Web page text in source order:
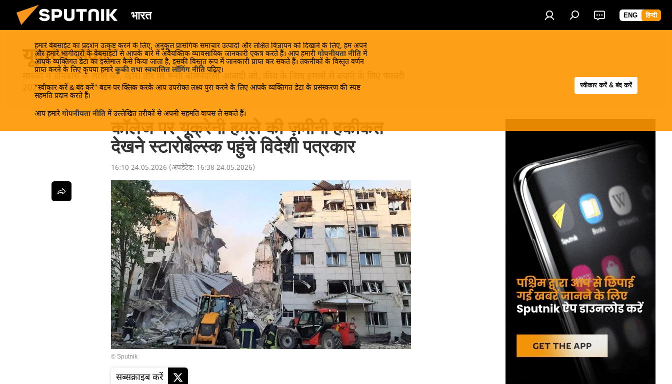
भारत ENG हिन्दी
हमारे वेबसाईट का प्रदर्शन उत्कृष्ट करने के लिए, अनुकूल प्रासंगिक समाचार उत्पादों और लक्षित विज्ञापन को दिखाने के लिए, हम अपने
और हमारे भागीदारों के वेबसाइटों से आपके बारे में अवैयक्तिक व्यावसायिक जानकारी एकत्र करते हैं। आप हमारी गोपनीयता नीति में
आपके व्यक्तिगत डेटा का इस्तेमाल कैसे किया जाता है, इसकी विस्तृत रूप में जानकारी प्राप्त कर सकते हैं। तकनीकों के विस्तृत वर्णन
प्राप्त करने के लिए कृपया हमारे कूकी तथा स्वचालित लॉगिंग नीति पढ़िए।
“स्वीकार करें & बंद करें” बटन पर क्लिक करके आप उपरोक्त लक्ष्य पुरा करने के लिए आपके व्यक्तिगत डेटा के प्रसंस्करण की स्पष्ट
सहमति प्रदान करते हैं।
आप हमारे गोपनीयता नीति में उल्लेखित तरीकों से अपनी सहमति वापस ले सकते हैं।
स्वीकार करें & बंद करें
यूक्रेन संकट
मास्को ने डोनबास के लोगों को, खास तौर पर रूसी बोलनेवाली आबादी को, कीव के नित्य हमलों से बचाने के लिए फरवरी
2022 को विशेष सैन्य अभियान शुरू किया था।
कॉलेज पर यूक्रेनी हमले की ज़मीनी हकीकत
देखने स्टारोबेल्स्क पहुंचे विदेशी पत्रकार
16:10 24.05.2026 (अपडेटेड: 16:38 24.05.2026)
© Sputnik
सब्सक्राइब करें